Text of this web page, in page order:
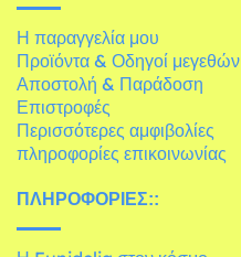
Η παραγγελία μου
Προϊόντα & Οδηγοί μεγεθών
Αποστολή & Παράδοση
Επιστροφές
Περισσότερες αμφιβολίες
πληροφορίες επικοινωνίας
ΠΛΗΡΟΦΟΡΊΕΣ::